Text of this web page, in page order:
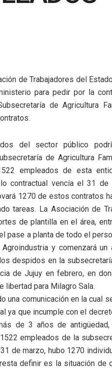
de Trabajadores del
para pedir por la
de Agricultura
del sector público
de Agricultura
empleados de esta
contractual vencía el 31
1270 de estos contratos
tareas. La Asociación de
de plantilla en el área,
pase a planta de todo el
y comenzará un
despidos en la
de Jujuy en febrero, en
libertad para Milagro Sala.
una comunicación en la cual
ya que incumple con el
de 3 años de
empleados de la
de marzo, hubo 1270
definir es la situación de